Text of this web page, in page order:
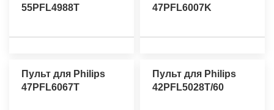
55PFL4988T
47PFL6007K
Пульт для Philips
47PFL6067T
Пульт для Philips
42PFL5028T/60